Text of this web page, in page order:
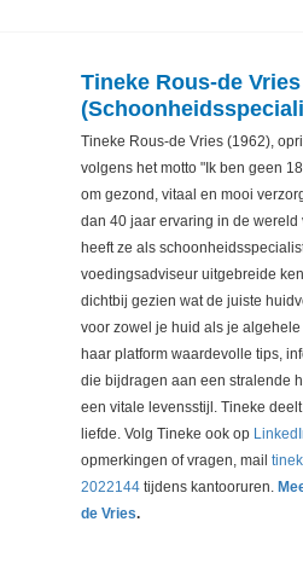
Tineke Rous-de Vries
Tineke Rous-de Vries (1962),
volgens het motto "Ik ben geen
om gezond, vitaal en mooi
dan 40 jaar ervaring in de
heeft ze als
voedingsadviseur uitgebreide
dichtbij gezien wat de juiste
voor zowel je huid als je
haar platform waardevolle tips,
die bijdragen aan een stralende
een vitale levensstijl. Tineke
liefde. Volg Tineke ook op
opmerkingen of vragen, mail
2022144 tijdens kantooruren.
de Vries.